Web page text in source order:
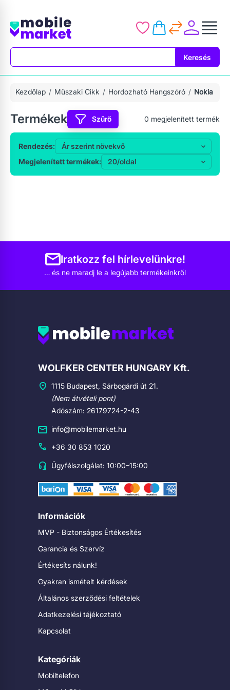
Keresés
Kezdőlap Műszaki Cikk Hordozható Hangszóró Nokia
Termékek Szűrő 0 megjelenített termék
Rendezés:
Megjelenített termékek:
Iratkozz fel hírlevelünkre!
… és ne maradj le a legújabb termékeinkről
Cégadatok
WOLFKER CENTER HUNGARY Kft.
1115 Budapest, Sárbogárdi út 21.
(Nem átvételi pont)
Adószám: 26179724-2-43
info@mobilemarket.hu
+36 30 853 1020
Ügyfélszolgálat: 10:00–15:00
Információk
MVP - Biztonságos Értékesítés
Garancia és Szervíz
Értékesíts nálunk!
Gyakran ismételt kérdések
Általános szerződési feltételek
Adatkezelési tájékoztató
Kapcsolat
Kategóriák
Mobiltelefon